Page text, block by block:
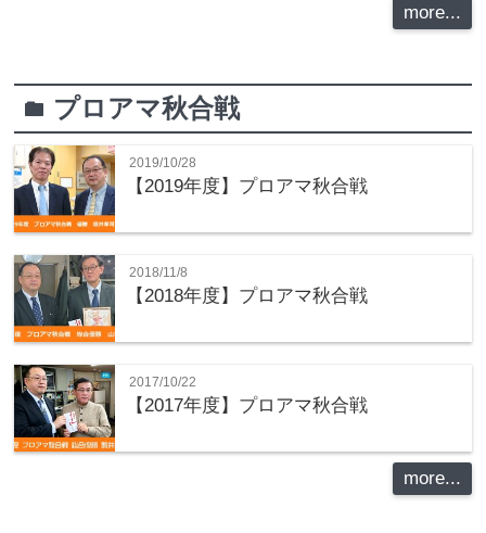
more...
folder プロアマ秋合戦
2019/10/28
【2019年度】プロアマ秋合戦
2018/11/8
【2018年度】プロアマ秋合戦
2017/10/22
【2017年度】プロアマ秋合戦
more...